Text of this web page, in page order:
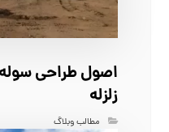
اصول طراحی سوله‌
زلزله
مطالب وبلاگ